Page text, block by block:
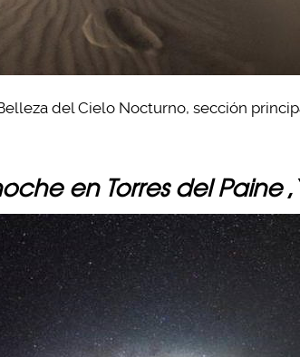
del Cielo Nocturno, sección
en Torres del Paine ,